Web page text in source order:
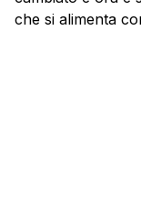
che si alimenta